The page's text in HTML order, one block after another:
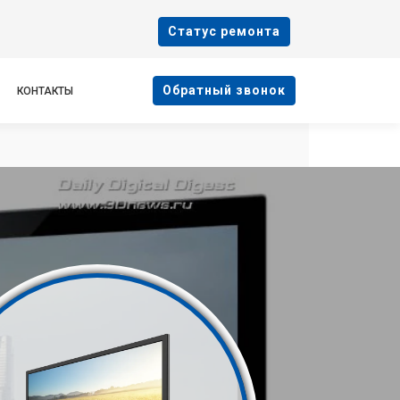
Cтатус ремонта
КОНТАКТЫ Oбратный звонок